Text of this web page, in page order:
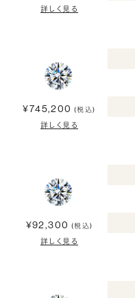
詳しく見る
¥745,200 (税込)
詳しく見る
¥92,300 (税込)
詳しく見る